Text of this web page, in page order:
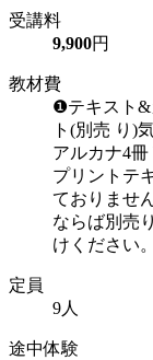
受講料
9,900円
教材費
❶テキスト&
ト(別売 り)
アルカナ4
プリントテ
ておりませ
ならば別売
けください
定員
9人
途中体験